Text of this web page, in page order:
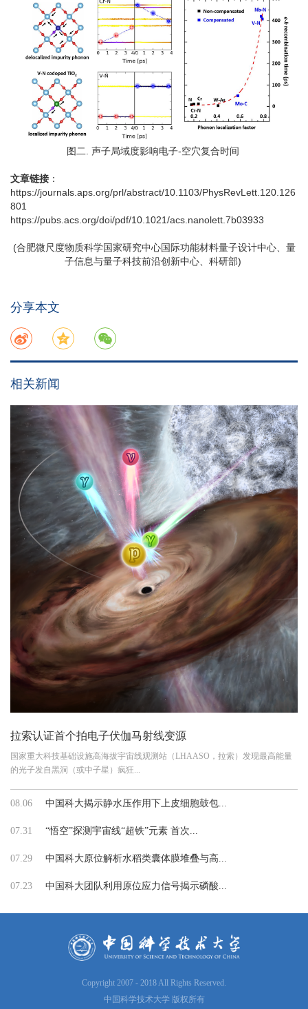
图二. 声子局域度影响电子-空穴复合时间
文章链接 ：
https://journals.aps.org/prl/abstract/10.1103/PhysRevLett.120.126
801
https://pubs.acs.org/doi/pdf/10.1021/acs.nanolett.7b03933
(合肥微尺度物质科学国家研究中心国际功能材料量子设计中心、量
子信息与量子科技前沿创新中心、科研部)
分享本文
相关新闻
拉索认证首个拍电子伏伽马射线变源
国家重大科技基础设施高海拔宇宙线观测站（LHAASO，拉索）发现最高能量
的光子发自黑洞（或中子星）疯狂...
08.06 中国科大揭示静水压作用下上皮细胞鼓包...
07.31 “悟空”探测宇宙线“超铁”元素 首次...
07.29 中国科大原位解析水稻类囊体膜堆叠与高...
07.23 中国科大团队利用原位应力信号揭示磷酸...
Copyright 2007 - 2018 All Rights Reserved.
中国科学技术大学 版权所有